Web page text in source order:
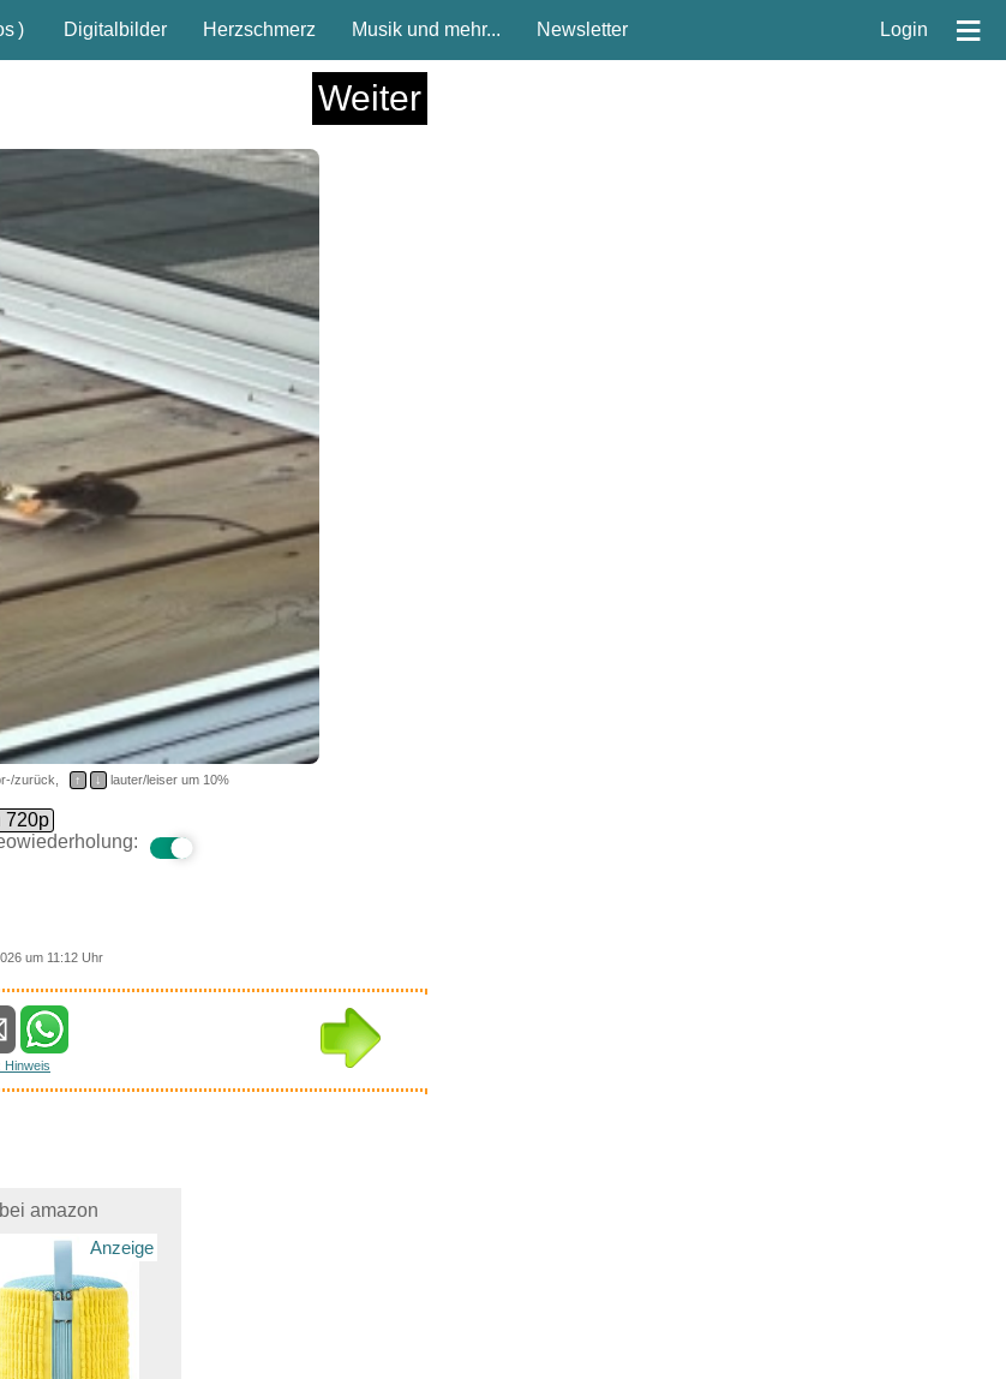
) Digitalbilder Herzschmerz Musik und mehr... Newsletter Login ≡
Weiter
zurück, ↑ ↓ lauter/leiser um 10%
720p
um 11:12 Uhr
Hinweis
amazon
Anzeige